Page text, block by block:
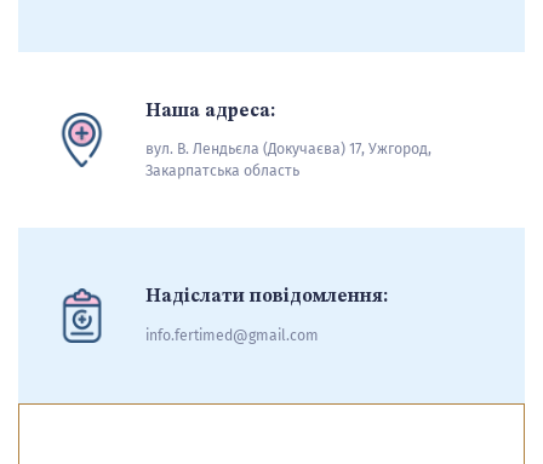
Наша адреса:
вул. В. Лендьєла (Докучаєва) 17, Ужгород,
Закарпатська область
Надіслати повідомлення:
info.fertimed@gmail.com